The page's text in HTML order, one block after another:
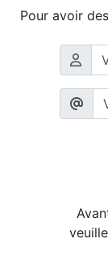
Pour avoir